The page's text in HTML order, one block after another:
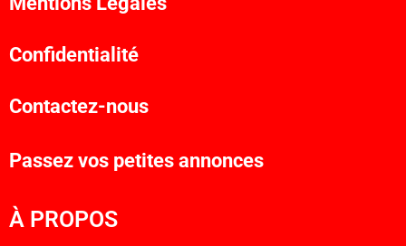
Confidentialité
Contactez-nous
Passez vos petites annonces
À PROPOS